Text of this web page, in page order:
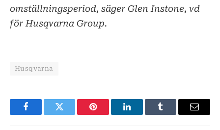
omställningsperiod, säger Glen Instone, vd
för Husqvarna Group.
Husqvarna
FacebookTwitter Pinterest LinkedInTumblr
E-